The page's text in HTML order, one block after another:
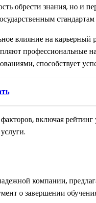
обрести знания, но
влияние на карьерный
профессиональные
способствует
включая
компании,
о завершении